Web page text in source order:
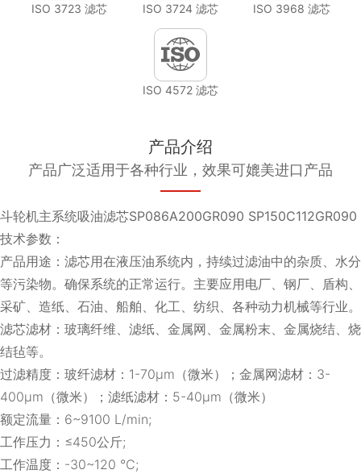
ISO 3723 滤芯 ISO 3724 滤芯 ISO 3968 滤芯
ISO 4572 滤芯
产品介绍
产品广泛适用于各种行业，效果可媲美进口产品
斗轮机主系统吸油滤芯SP086A200GR090 SP150C112GR090
技术参数：
产品用途：滤芯用在液压油系统内，持续过滤油中的杂质、水分
等污染物。确保系统的正常运行。主要应用电厂、钢厂、盾构、
采矿、造纸、石油、船舶、化工、纺织、各种动力机械等行业。
滤芯滤材：玻璃纤维、滤纸、金属网、金属粉末、金属烧结、烧
结毡等。
过滤精度：玻纤滤材：1-70μm（微米）；金属网滤材：3-
400μm（微米）；滤纸滤材：5-40μm（微米）
额定流量：6~9100 L/min;
工作压力：≤450公斤;
工作温度：-30~120 ℃;